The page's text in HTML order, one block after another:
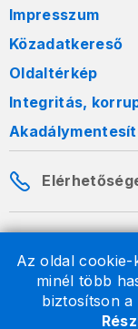
Az oldal
minél több
biztosítson a
Impresszum
Közadatkereső
Oldaltérkép
Integritás,
A honlapon
formában
2026 © A Nemzeti
jogvédelem alatt